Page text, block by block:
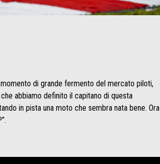
di grande fermento del mercato piloti,
abbiamo definito il capitano di questa
in pista una moto che sembra nata bene. Ora